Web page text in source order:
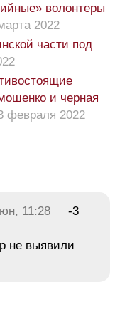
волонтеры
2022
части под
и черная
февраля 2022
11:28 -3
не выявили